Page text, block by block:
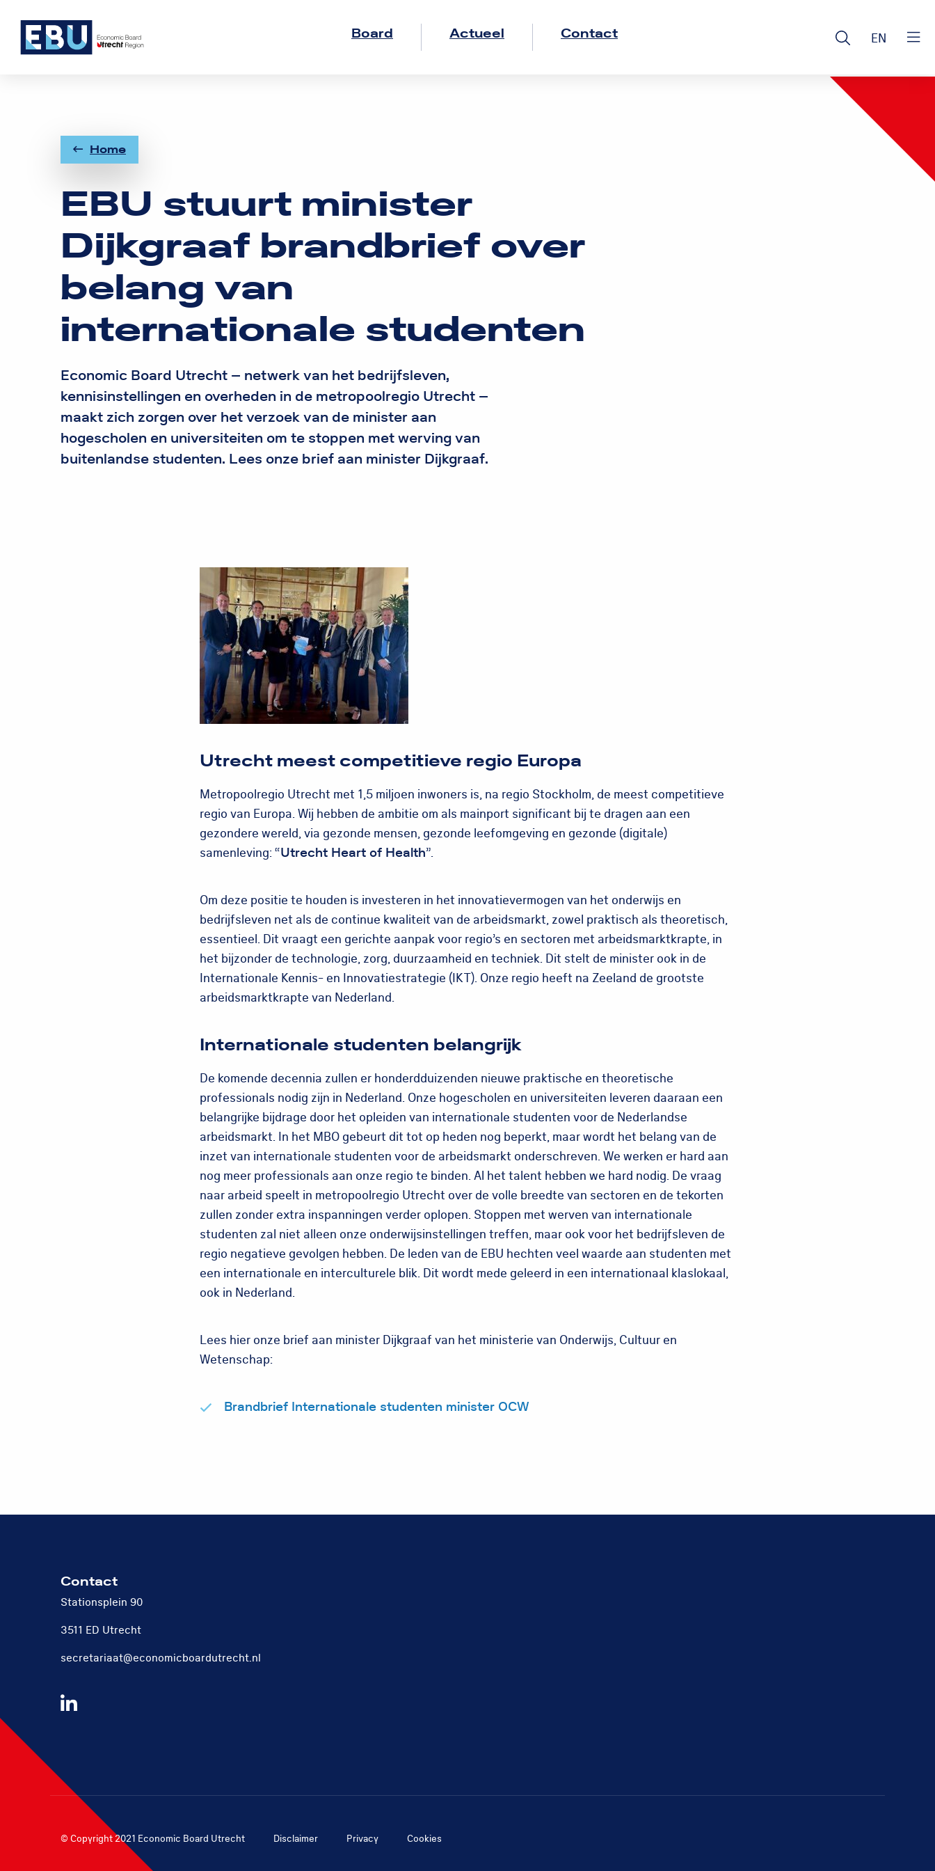
Logo
Rom
Utrecht
Board Actueel Contact
OpenEN
Home
EBU stuurt minister
Dijkgraaf brandbrief over
belang van
internationale studenten
Economic Board Utrecht – netwerk van het bedrijfsleven,
kennisinstellingen en overheden in de metropoolregio Utrecht –
maakt zich zorgen over het verzoek van de minister aan
hogescholen en universiteiten om te stoppen met werving van
buitenlandse studenten. Lees onze brief aan minister Dijkgraaf.
Utrecht meest competitieve regio Europa
Metropoolregio Utrecht met 1,5 miljoen inwoners is, na regio Stockholm, de meest competitieve
regio van Europa. Wij hebben de ambitie om als mainport significant bij te dragen aan een
gezondere wereld, via gezonde mensen, gezonde leefomgeving en gezonde (digitale)
samenleving: “Utrecht Heart of Health”.
Om deze positie te houden is investeren in het innovatievermogen van het onderwijs en
bedrijfsleven net als de continue kwaliteit van de arbeidsmarkt, zowel praktisch als theoretisch,
essentieel. Dit vraagt een gerichte aanpak voor regio’s en sectoren met arbeidsmarktkrapte, in
het bijzonder de technologie, zorg, duurzaamheid en techniek. Dit stelt de minister ook in de
Internationale Kennis- en Innovatiestrategie (IKT). Onze regio heeft na Zeeland de grootste
arbeidsmarktkrapte van Nederland.
Internationale studenten belangrijk
De komende decennia zullen er honderdduizenden nieuwe praktische en theoretische
professionals nodig zijn in Nederland. Onze hogescholen en universiteiten leveren daaraan een
belangrijke bijdrage door het opleiden van internationale studenten voor de Nederlandse
arbeidsmarkt. In het MBO gebeurt dit tot op heden nog beperkt, maar wordt het belang van de
inzet van internationale studenten voor de arbeidsmarkt onderschreven. We werken er hard aan
nog meer professionals aan onze regio te binden. Al het talent hebben we hard nodig. De vraag
naar arbeid speelt in metropoolregio Utrecht over de volle breedte van sectoren en de tekorten
zullen zonder extra inspanningen verder oplopen. Stoppen met werven van internationale
studenten zal niet alleen onze onderwijsinstellingen treffen, maar ook voor het bedrijfsleven de
regio negatieve gevolgen hebben. De leden van de EBU hechten veel waarde aan studenten met
een internationale en interculturele blik. Dit wordt mede geleerd in een internationaal klaslokaal,
ook in Nederland.
Lees hier onze brief aan minister Dijkgraaf van het ministerie van Onderwijs, Cultuur en
Wetenschap:
Brandbrief Internationale studenten minister OCW
Contact
Stationsplein 90
3511 ED Utrecht
secretariaat@economicboardutrecht.nl
Volg
© Copyright 2021 Economic Board Utrecht Disclaimer Privacy Cookies